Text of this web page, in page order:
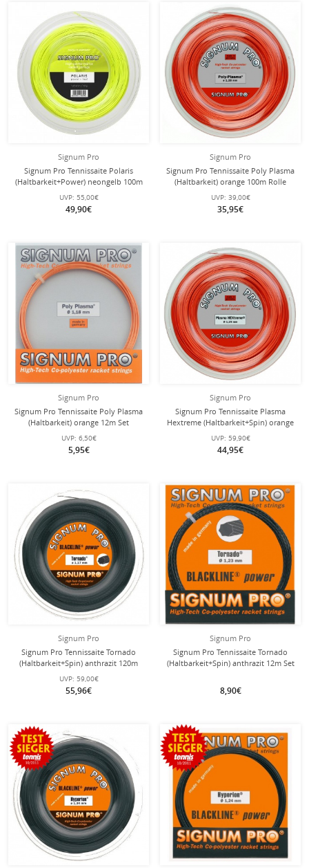
Signum Pro
Signum Pro Tennissaite Polaris
(Haltbarkeit+Power) neongelb 100m
Rolle
UVP: 55,00€
49,90€
Signum Pro
Signum Pro Tennissaite Poly Plasma
(Haltbarkeit) orange 100m Rolle
UVP: 39,00€
35,95€
Signum Pro
Signum Pro Tennissaite Poly Plasma
(Haltbarkeit) orange 12m Set
UVP: 6,50€
5,95€
Signum Pro
Signum Pro Tennissaite Plasma
Hextreme (Haltbarkeit+Spin) orange
120m Rolle
UVP: 59,90€
44,95€
Signum Pro
Signum Pro Tennissaite Tornado
(Haltbarkeit+Spin) anthrazit 120m
Rolle
UVP: 59,00€
55,96€
Signum Pro
Signum Pro Tennissaite Tornado
(Haltbarkeit+Spin) anthrazit 12m Set
8,90€